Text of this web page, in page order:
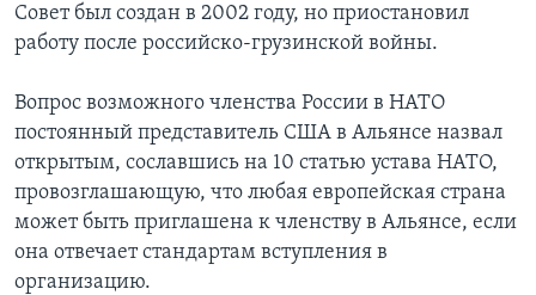
Совет был создан в 2002 году, но приостановил
работу после российско-грузинской войны.
Вопрос возможного членства России в НАТО
постоянный представитель США в Альянсе назвал
открытым, сославшись на 10 статью устава НАТО,
провозглашающую, что любая европейская страна
может быть приглашена к членству в Альянсе, если
она отвечает стандартам вступления в
организацию.